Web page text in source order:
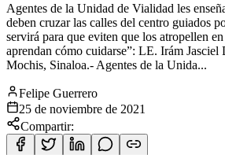
Agentes de la Unidad de Vialidad les
deben cruzar las calles del centro guiados
servirá para que eviten que los atropellen
aprendan cómo cuidarse”: LE. Irám
Mochis, Sinaloa.- Agentes de la Unida...
Felipe Guerrero
25 de noviembre de 2021
Compartir: